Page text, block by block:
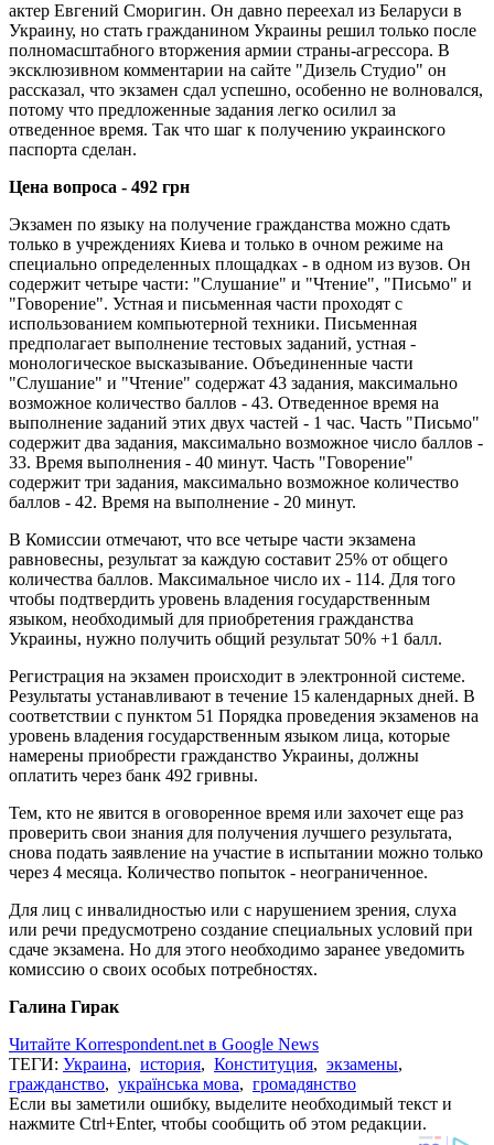
актер Евгений Сморигин. Он давно переехал из Беларуси в
Украину, но стать гражданином Украины решил только после
полномасштабного вторжения армии страны-агрессора. В
эксклюзивном комментарии на сайте "Дизель Студио" он
рассказал, что экзамен сдал успешно, особенно не волновался,
потому что предложенные задания легко осилил за
отведенное время. Так что шаг к получению украинского
паспорта сделан.
Цена вопроса - 492 грн
Экзамен по языку на получение гражданства можно сдать
только в учреждениях Киева и только в очном режиме на
специально определенных площадках - в одном из вузов. Он
содержит четыре части: "Слушание" и "Чтение", "Письмо" и
"Говорение". Устная и письменная части проходят с
использованием компьютерной техники. Письменная
предполагает выполнение тестовых заданий, устная -
монологическое высказывание. Объединенные части
"Слушание" и "Чтение" содержат 43 задания, максимально
возможное количество баллов - 43. Отведенное время на
выполнение заданий этих двух частей - 1 час. Часть "Письмо"
содержит два задания, максимально возможное число баллов -
33. Время выполнения - 40 минут. Часть "Говорение"
содержит три задания, максимально возможное количество
баллов - 42. Время на выполнение - 20 минут.
В Комиссии отмечают, что все четыре части экзамена
равновесны, результат за каждую составит 25% от общего
количества баллов. Максимальное число их - 114. Для того
чтобы подтвердить уровень владения государственным
языком, необходимый для приобретения гражданства
Украины, нужно получить общий результат 50% +1 балл.
Регистрация на экзамен происходит в электронной системе.
Результаты устанавливают в течение 15 календарных дней. В
соответствии с пунктом 51 Порядка проведения экзаменов на
уровень владения государственным языком лица, которые
намерены приобрести гражданство Украины, должны
оплатить через банк 492 гривны.
Тем, кто не явится в оговоренное время или захочет еще раз
проверить свои знания для получения лучшего результата,
снова подать заявление на участие в испытании можно только
через 4 месяца. Количество попыток - неограниченное.
Для лиц с инвалидностью или с нарушением зрения, слуха
или речи предусмотрено создание специальных условий при
сдаче экзамена. Но для этого необходимо заранее уведомить
комиссию о своих особых потребностях.
Галина Гирак
Читайте Korrespondent.net в Google News
ТЕГИ: Украина, история, Конституция, экзамены,
гражданство, українська мова, громадянство
Если вы заметили ошибку, выделите необходимый текст и
нажмите Ctrl+Enter, чтобы сообщить об этом редакции.